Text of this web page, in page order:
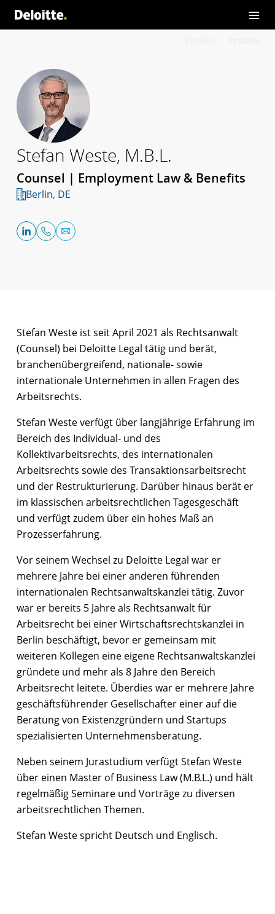
Stefan Weste, M.B.L.
Counsel | Employment Law & Benefits
Berlin, DE
Stefan Weste ist seit April 2021 als Rechtsanwalt
(Counsel) bei Deloitte Legal tätig und berät,
branchenübergreifend, nationale- sowie
internationale Unternehmen in allen Fragen des
Arbeitsrechts.
Stefan Weste verfügt über langjährige Erfahrung im
Bereich des Individual- und des
Kollektivarbeitsrechts, des internationalen
Arbeitsrechts sowie des Transaktionsarbeitsrecht
und der Restrukturierung. Darüber hinaus berät er
im klassischen arbeitsrechtlichen Tagesgeschäft
und verfügt zudem über ein hohes Maß an
Prozesserfahrung.
Vor seinem Wechsel zu Deloitte Legal war er
mehrere Jahre bei einer anderen führenden
internationalen Rechtsanwaltskanzlei tätig. Zuvor
war er bereits 5 Jahre als Rechtsanwalt für
Arbeitsrecht bei einer Wirtschaftsrechtskanzlei in
Berlin beschäftigt, bevor er gemeinsam mit
weiteren Kollegen eine eigene Rechtsanwaltskanzlei
gründete und mehr als 8 Jahre den Bereich
Arbeitsrecht leitete. Überdies war er mehrere Jahre
geschäftsführender Gesellschafter einer auf die
Beratung von Existenzgründern und Startups
spezialisierten Unternehmensberatung.
Neben seinem Jurastudium verfügt Stefan Weste
über einen Master of Business Law (M.B.L.) und hält
regelmäßig Seminare und Vorträge zu diversen
arbeitsrechtlichen Themen.
Stefan Weste spricht Deutsch und Englisch.